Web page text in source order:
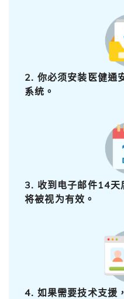
2. 你必须安装医健通
系统。
3. 收到电子邮件14天
将被视为有效。
4. 如果需要技术支援